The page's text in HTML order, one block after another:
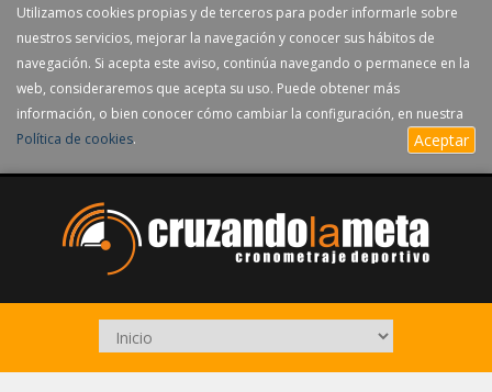
Utilizamos cookies propias y de terceros para poder informarle sobre
nuestros servicios, mejorar la navegación y conocer sus hábitos de
navegación. Si acepta este aviso, continúa navegando o permanece en la
web, consideraremos que acepta su uso. Puede obtener más
información, o bien conocer cómo cambiar la configuración, en nuestra
Política de cookies. Aceptar